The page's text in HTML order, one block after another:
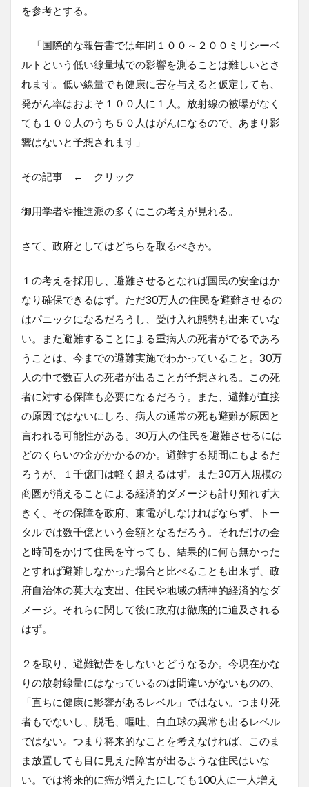
を参考とする。
「国際的な報告書では年間１００～２００ミリシーベ
ルトという低い線量域での影響を測ることは難しいとさ
れます。低い線量でも健康に害を与えると仮定しても、
発がん率はおよそ１００人に１人。放射線の被曝がなく
ても１００人のうち５０人はがんになるので、あまり影
響はないと予想されます」
その記事 ← クリック
御用学者や推進派の多くにこの考えが見れる。
さて、政府としてはどちらを取るべきか。
１の考えを採用し、避難させるとなれば国民の安全はか
なり確保できるはず。ただ30万人の住民を避難させるの
はパニックになるだろうし、受け入れ態勢も出来ていな
い。また避難することによる重病人の死者がでるであろ
うことは、今までの避難実施でわかっていること。30万
人の中で数百人の死者が出ることが予想される。この死
者に対する保障も必要になるだろう。また、避難が直接
の原因ではないにしろ、病人の通常の死も避難が原因と
言われる可能性がある。30万人の住民を避難させるには
どのくらいの金がかかるのか。避難する期間にもよるだ
ろうが、１千億円は軽く超えるはず。また30万人規模の
商圏が消えることによる経済的ダメージも計り知れず大
きく、その保障を政府、東電がしなければならず、トー
タルでは数千億という金額となるだろう。それだけの金
と時間をかけて住民を守っても、結果的に何も無かった
とすれば避難しなかった場合と比べることも出来ず、政
府自治体の莫大な支出、住民や地域の精神的経済的なダ
メージ。それらに関して後に政府は徹底的に追及される
はず。
２を取り、避難勧告をしないとどうなるか。今現在かな
りの放射線量にはなっているのは間違いがないものの、
「直ちに健康に影響があるレベル」ではない。つまり死
者もでないし、脱毛、嘔吐、白血球の異常も出るレベル
ではない。つまり将来的なことを考えなければ、このま
ま放置しても目に見えた障害が出るような住民はいな
い。では将来的に癌が増えたにしても100人に一人増え